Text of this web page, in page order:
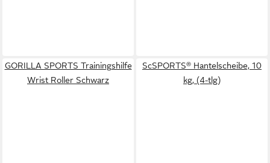
GORILLA SPORTS Trainingshilfe
Wrist Roller Schwarz
ScSPORTS® Hantelscheibe, 10
kg, (4-tlg)